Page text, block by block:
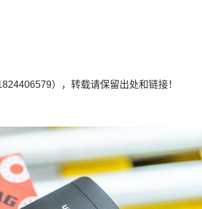
），转载请保留出处和链接！